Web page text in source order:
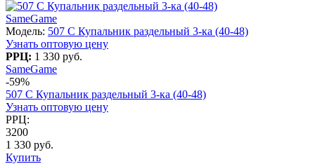
SameGame
Модель: 507 C Купальник раздельный 3-ка (40-48)
Узнать оптовую цену
РРЦ: 1 330 руб.
SameGame
-59%
507 C Купальник раздельный 3-ка (40-48)
Узнать оптовую цену
РРЦ:
3200
1 330 руб.
Купить